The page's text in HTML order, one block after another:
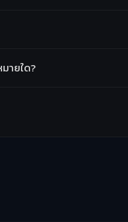
ายใด?